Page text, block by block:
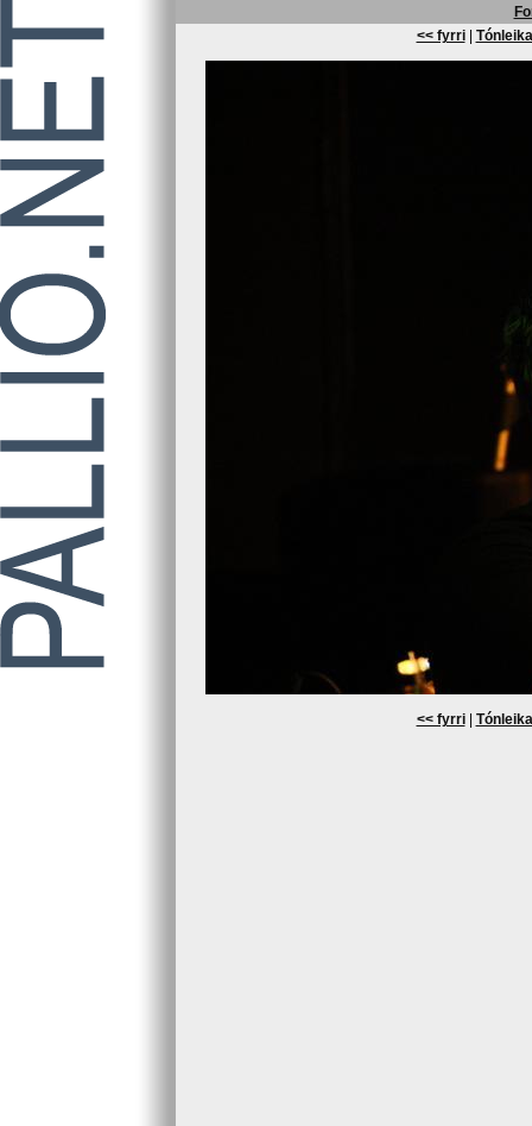
<< fyrri|
<< fyrri|